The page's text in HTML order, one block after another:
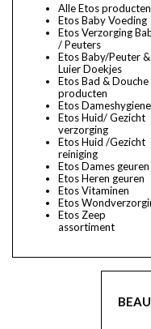
Alle Etos producten
Etos Baby Voeding
Etos Verzorging
/ Peuters
Etos Baby/Peuter &
Luier Doekjes
Etos Bad & Douche
producten
Etos Dameshygiene
Etos Huid/ Gezicht
verzorging
Etos Huid /Gezicht
reiniging
Etos Dames geuren
Etos Heren geuren
Etos Vitaminen
Etos
Etos Zeep
assortiment